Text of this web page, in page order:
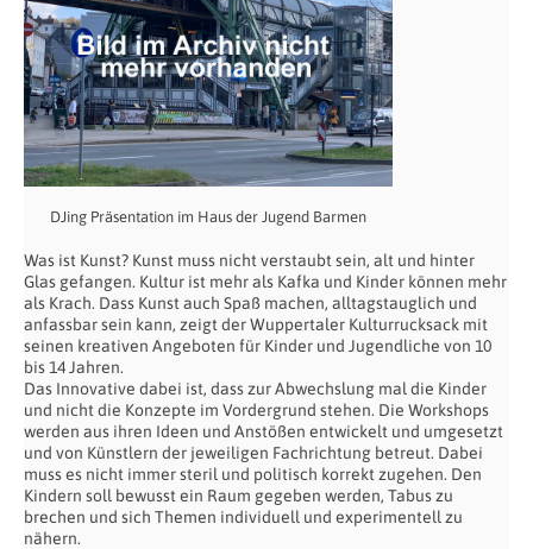
DJing Präsentation im Haus der Jugend Barmen
Was ist Kunst? Kunst muss nicht verstaubt sein, alt und hinter
Glas gefangen. Kultur ist mehr als Kafka und Kinder können mehr
als Krach. Dass Kunst auch Spaß machen, alltagstauglich und
anfassbar sein kann, zeigt der Wuppertaler Kulturrucksack mit
seinen kreativen Angeboten für Kinder und Jugendliche von 10
bis 14 Jahren.
Das Innovative dabei ist, dass zur Abwechslung mal die Kinder
und nicht die Konzepte im Vordergrund stehen. Die Workshops
werden aus ihren Ideen und Anstößen entwickelt und umgesetzt
und von Künstlern der jeweiligen Fachrichtung betreut. Dabei
muss es nicht immer steril und politisch korrekt zugehen. Den
Kindern soll bewusst ein Raum gegeben werden, Tabus zu
brechen und sich Themen individuell und experimentell zu
nähern.